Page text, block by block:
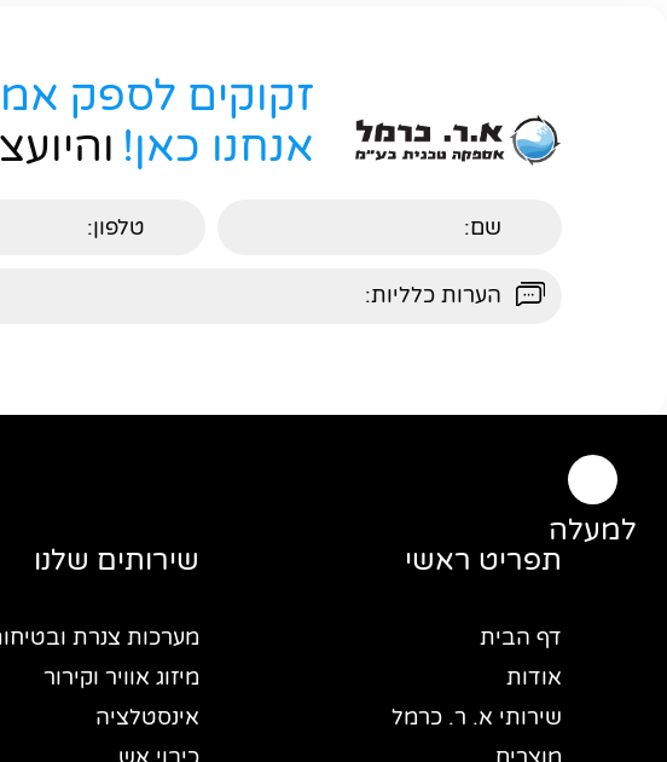
זקוקים לספק
אנחנו כאן!
למעלה
תפריט ראשי
דף הבית
אודות
שירותי א. ר. כרמל
שירותים שלנו
מערכות צנרת
מיזוג אוויר וקירור
אינסטלציה